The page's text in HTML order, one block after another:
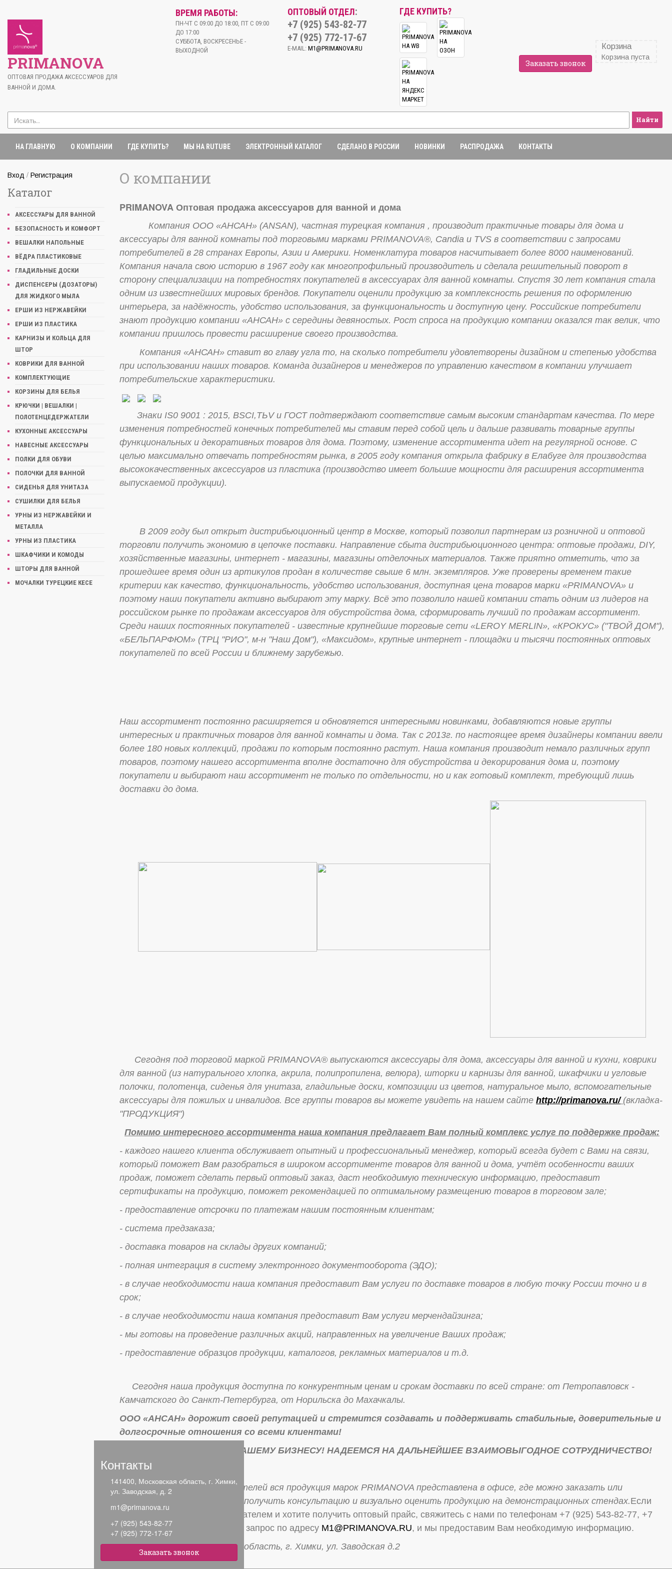
PRIMANOVA
ОПТОВАЯ ПРОДАЖА АКСЕССУАРОВ ДЛЯ
ВАННОЙ И ДОМА.
ВРЕМЯ РАБОТЫ:
ПН-ЧТ С 09:00 ДО 18:00, ПТ С 09:00
ДО 17:00
СУББОТА, ВОСКРЕСЕНЬЕ -
ВЫХОДНОЙ
ОПТОВЫЙ ОТДЕЛ:
+7 (925) 543-82-77
+7 (925) 772-17-67
E-MAIL: M1@PRIMANOVA.RU
ГДЕ КУПИТЬ?
Заказать звонок
Корзина
Корзина пуста
Найти
НА ГЛАВНУЮ О КОМПАНИИ ГДЕ КУПИТЬ? МЫ НА RUTUBE ЭЛЕКТРОННЫЙ КАТАЛОГ СДЕЛАНО В РОССИИ НОВИНКИ РАСПРОДАЖА КОНТАКТЫ
Вход / Регистрация
Каталог
АКСЕССУАРЫ ДЛЯ ВАННОЙ
БЕЗОПАСНОСТЬ И КОМФОРТ
ВЕШАЛКИ НАПОЛЬНЫЕ
ВЁДРА ПЛАСТИКОВЫЕ
ГЛАДИЛЬНЫЕ ДОСКИ
ДИСПЕНСЕРЫ (ДОЗАТОРЫ)
ДЛЯ ЖИДКОГО МЫЛА
ЕРШИ ИЗ НЕРЖАВЕЙКИ
ЕРШИ ИЗ ПЛАСТИКА
КАРНИЗЫ И КОЛЬЦА ДЛЯ
ШТОР
КОВРИКИ ДЛЯ ВАННОЙ
КОМПЛЕКТУЮЩИЕ
КОРЗИНЫ ДЛЯ БЕЛЬЯ
КРЮЧКИ | ВЕШАЛКИ |
ПОЛОТЕНЦЕДЕРЖАТЕЛИ
КУХОННЫЕ АКСЕССУАРЫ
НАВЕСНЫЕ АКСЕССУАРЫ
ПОЛКИ ДЛЯ ОБУВИ
ПОЛОЧКИ ДЛЯ ВАННОЙ
СИДЕНЬЯ ДЛЯ УНИТАЗА
СУШИЛКИ ДЛЯ БЕЛЬЯ
УРНЫ ИЗ НЕРЖАВЕЙКИ И
МЕТАЛЛА
УРНЫ ИЗ ПЛАСТИКА
ШКАФЧИКИ И КОМОДЫ
ШТОРЫ ДЛЯ ВАННОЙ
МОЧАЛКИ ТУРЕЦКИЕ КЕСЕ
О компании
PRIMANOVA Оптовая продажа аксессуаров для ванной и дома
Компания ООО «АНСАН» (ANSAN), частная турецкая компания , производит практичные товары для дома и
аксессуары для ванной комнаты под торговыми марками PRIMANOVA®, Candia и TVS в соответствии с запросами
потребителей в 28 странах Европы, Азии и Америки. Номенклатура товаров насчитывает более 8000 наименований.
Компания начала свою историю в 1967 году как многопрофильный производитель и сделала решительный поворот в
сторону специализации на потребностях покупателей в аксессуарах для ванной комнаты. Спустя 30 лет компания стала
одним из известнейших мировых брендов. Покупатели оценили продукцию за комплексность решения по оформлению
интерьера, за надёжность, удобство использования, за функциональность и доступную цену. Российские потребители
знают продукцию компании «АНСАН» с середины девяностых. Рост спроса на продукцию компании оказался так велик, что
компании пришлось провести расширение своего производства.
Компания «АНСАН» ставит во главу угла то, на сколько потребители удовлетворены дизайном и степенью удобства
при использовании наших товаров. Команда дизайнеров и менеджеров по управлению качеством в компании улучшает
потребительские характеристики.
Знаки IS0 9001 : 2015, BSCI,TЬV и ГОСТ подтверждают соответствие самым высоким стандартам качества. По мере
изменения потребностей конечных потребителей мы ставим перед собой цель и дальше развивать товарные группы
функциональных и декоративных товаров для дома. Поэтому, изменение ассортимента идет на регулярной основе. С
целью максимально отвечать потребностям рынка, в 2005 году компания открыла фабрику в Елабуге для производства
высококачественных аксессуаров из пластика (производство имеет большие мощности для расширения ассортимента
выпускаемой продукции).
В 2009 году был открыт дистрибьюционный центр в Москве, который позволил партнерам из розничной и оптовой
торговли получить экономию в цепочке поставки. Направление сбыта дистрибьюционного центра: оптовые продажи, DIY,
хозяйственные магазины, интернет - магазины, магазины отделочных материалов. Также приятно отметить, что за
прошедшее время один из артикулов продан в количестве свыше 6 млн. экземпляров. Уже проверены временем такие
критерии как качество, функциональность, удобство использования, доступная цена товаров марки «PRIMANOVA» и
поэтому наши покупатели активно выбирают эту марку. Всё это позволило нашей компании стать одним из лидеров на
российском рынке по продажам аксессуаров для обустройства дома, сформировать лучший по продажам ассортимент.
Среди наших постоянных покупателей - известные крупнейшие торговые сети «LEROY MERLIN», «КРОКУС» ("ТВОЙ ДОМ"),
«БЕЛЬПАРФЮМ» (ТРЦ "РИО", м-н "Наш Дом"), «Максидом», крупные интернет - площадки и тысячи постоянных оптовых
покупателей по всей России и ближнему зарубежью.
Наш ассортимент постоянно расширяется и обновляется интересными новинками, добавляются новые группы
интересных и практичных товаров для ванной комнаты и дома. Так с 2013г. по настоящее время дизайнеры компании ввели
более 180 новых коллекций, продажи по которым постоянно растут. Наша компания производит немало различных групп
товаров, поэтому нашего ассортимента вполне достаточно для обустройства и декорирования дома и, поэтому
покупатели и выбирают наш ассортимент не только по отдельности, но и как готовый комплект, требующий лишь
доставки до дома.
Сегодня под торговой маркой PRIMANOVA® выпускаются аксессуары для дома, аксессуары для ванной и кухни, коврики
для ванной (из натурального хлопка, акрила, полипропилена, велюра), шторки и карнизы для ванной, шкафчики и угловые
полочки, полотенца, сиденья для унитаза, гладильные доски, композиции из цветов, натуральное мыло, вспомогательные
аксессуары для пожилых и инвалидов. Все группы товаров вы можете увидеть на нашем сайте http://primanova.ru/ (вкладка-
"ПРОДУКЦИЯ")
Помимо интересного ассортимента наша компания предлагает Вам полный комплекс услуг по поддержке продаж:
- каждого нашего клиента обслуживает опытный и профессиональный менеджер, который всегда будет с Вами на связи,
который поможет Вам разобраться в широком ассортименте товаров для ванной и дома, учтёт особенности ваших
продаж, поможет сделать первый оптовый заказ, даст необходимую техническую информацию, предоставит
сертификаты на продукцию, поможет рекомендацией по оптимальному размещению товаров в торговом зале;
- предоставление отсрочки по платежам нашим постоянным клиентам;
- система предзаказа;
- доставка товаров на склады других компаний;
- полная интеграция в систему электронного документооборота (ЭДО);
- в случае необходимости наша компания предоставит Вам услуги по доставке товаров в любую точку России точно и в
срок;
- в случае необходимости наша компания предоставит Вам услуги мерчендайзинга;
- мы готовы на проведение различных акций, направленных на увеличение Ваших продаж;
- предоставление образцов продукции, каталогов, рекламных материалов и т.д.
Сегодня наша продукция доступна по конкурентным ценам и срокам доставки по всей стране: от Петропавловск -
Камчатского до Санкт-Петербурга, от Норильска до Махачкалы.
ООО «АНСАН» дорожит своей репутацией и стремится создавать и поддерживать стабильные, доверительные и
долгосрочные отношения со всеми клиентами!
ЖЕЛАЕМ ПРОЦВЕТАНИЯ ВАШЕМУ БИЗНЕСУ! НАДЕЕМСЯ НА ДАЛЬНЕЙШЕЕ ВЗАИМОВЫГОДНОЕ СОТРУДНИЧЕСТВО!
Для удобства наших покупателей вся продукция марок PRIMANOVA представлена в офисе, где можно заказать или
приобрести товар, а также получить консультацию и визуально оценить продукцию на демонстрационных стендах.Если
Вы являетесь оптовым покупателем и хотите получить оптовый прайс, свяжитесь с нами по телефонам +7 (925) 543-82-77, +7
(925) 772-17-67 или сделайте запрос по адресу M1@PRIMANOVA.RU, и мы предоставим Вам необходимую информацию.
Офис компании: Московская область, г. Химки, ул. Заводская д.2
Контакты
141400, Московская область, г. Химки,
ул. Заводская, д. 2
m1@primanova.ru
+7 (925) 543-82-77
+7 (925) 772-17-67
Заказать звонок